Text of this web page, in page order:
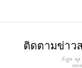
ติดตามข่าว
Sign up